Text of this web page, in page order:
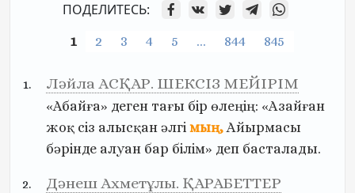
ПОДЕЛИТЕСЬ:
1 2 3 4 5 … 844 845
Ләйла АСҚАР. ШЕКСІЗ МЕЙІРІМ
«Абайға» деген тағы бір өлеңің: «Азайған
жоқ сіз алысқан әлгі мың, Айырмасы
бәрінде алуан бар білім» деп басталады.
Дәнеш Ахметұлы. ҚАРАБЕТТЕР